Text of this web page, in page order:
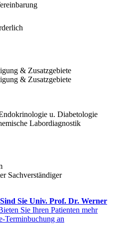
& Zusatzgebiete
& Zusatzgebiete
u. Diabetologie
Labordiagnostik
Sachverständiger
Sind Sie Univ. Prof. Dr. Werner
Sie Ihren Patienten mehr
Terminbuchung an